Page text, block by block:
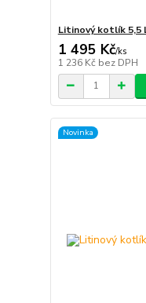
Litinový kotlík 5,5
1 495 Kč/ks
1 236 Kč bez DPH
Novinka